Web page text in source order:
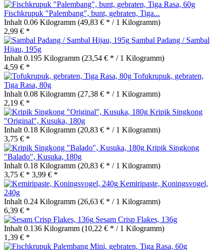
Fischkrupuk "Palembang", bunt, gebraten, Tiga...
Inhalt 0.06 Kilogramm (49,83 € * / 1 Kilogramm)
2,99 € *
Sambal Padang / Sambal
Hijau, 195g
Inhalt 0.195 Kilogramm (23,54 € * / 1 Kilogramm)
4,59 € *
Tofukrupuk, gebraten,
Tiga Rasa, 80g
Inhalt 0.08 Kilogramm (27,38 € * / 1 Kilogramm)
2,19 € *
Kripik Singkong
"Original", Kusuka, 180g
Inhalt 0.18 Kilogramm (20,83 € * / 1 Kilogramm)
3,75 € *
Kripik Singkong
"Balado", Kusuka, 180g
Inhalt 0.18 Kilogramm (20,83 € * / 1 Kilogramm)
3,75 € * 3,99 € *
Kemiripaste, Koningsvogel,
240g
Inhalt 0.24 Kilogramm (26,63 € * / 1 Kilogramm)
6,39 € *
Sesam Crisp Flakes, 136g
Inhalt 0.136 Kilogramm (10,22 € * / 1 Kilogramm)
1,39 € *